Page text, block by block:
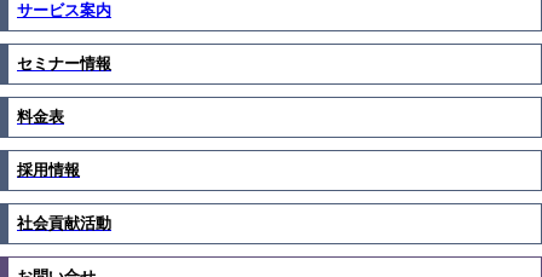
サービス案内
セミナー情報
料金表
採用情報
社会貢献活動